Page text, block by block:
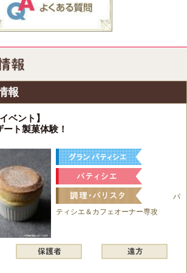
報
ベント】
ト製菓体験！
パ
ティシエ＆カフェオーナー専攻